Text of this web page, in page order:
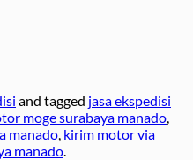
and tagged jasa ekspedisi
moge surabaya manado,
manado, kirim motor via
manado.